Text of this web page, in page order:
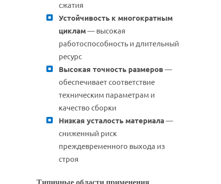
сжатия
Устойчивость к многократным
циклам— высокая
работоспособность и длительный
ресурс
Высокая точность размеров—
обеспечивает соответствие
техническим параметрам и
качество сборки
Низкая усталость материала—
сниженный риск
преждевременного выхода из
строя
Типичные области применения